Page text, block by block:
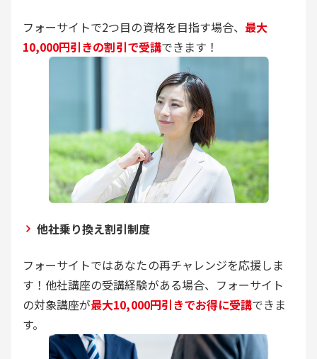
フォーサイトで2つ目の資格を目指す場合、 最大
10,000円引きの割引で受講できます！
他社乗り換え割引制度
フォーサイトではあなたの再チャレンジを応援しま
す！他社講座の受講経験がある場合、フォーサイト
の対象講座が最大10,000円引きでお得に受講できま
す。